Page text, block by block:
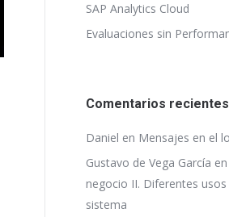
SAP Analytics Cloud
Evaluaciones sin
Comentarios recientes
Daniel en Mensajes en el
Gustavo de Vega García en
negocio II. Diferentes
sistema